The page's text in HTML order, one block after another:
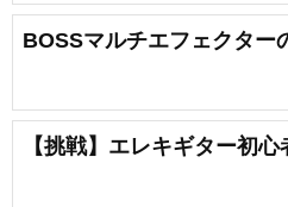
BOSSマルチエフェクター
【挑戦】エレキギター初